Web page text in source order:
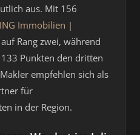
aus. Mit 156
Immobilien |
auf Rang zwei, während
Punkten den dritten
empfehlen sich als
für
in der Region.